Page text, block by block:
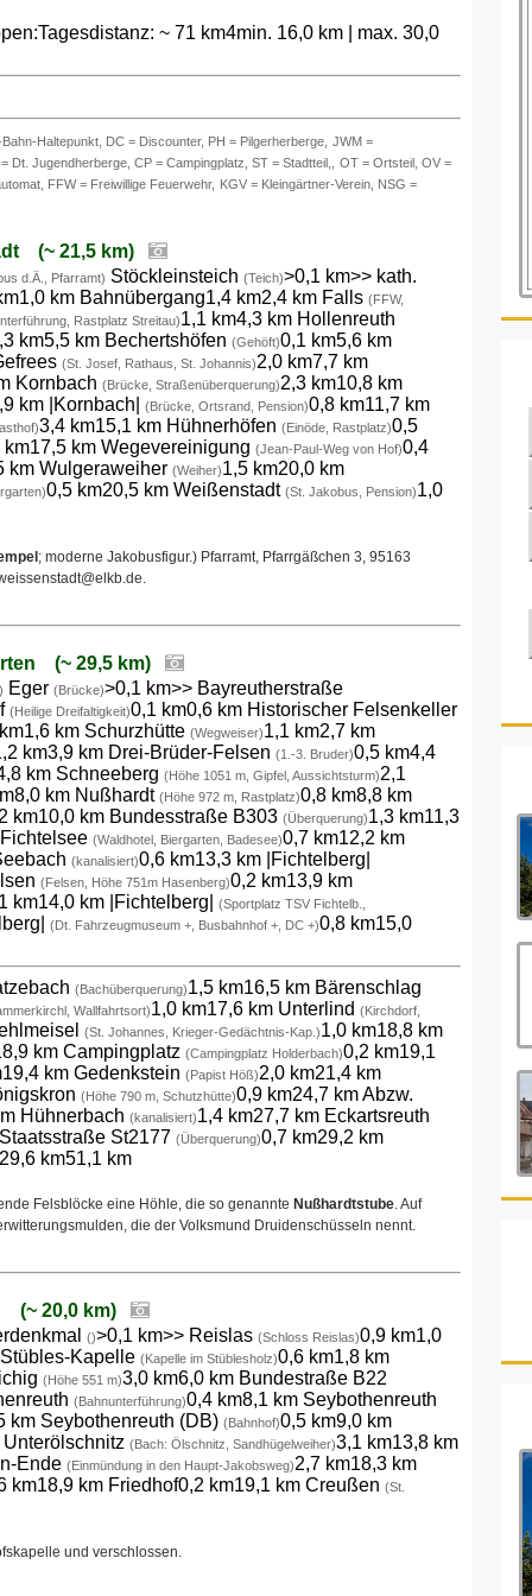
~ 71 km4min. 16,0 km | max. 30,0
Haltepunkt, DC = Discounter, PH = Pilgerherberge, JWM =
Jugendherberge, CP = Campingplatz, ST = Stadtteil,,
OT = Ortsteil, OV =
FFW = Freiwillige Feuerwehr,
KGV = Kleingärtner-Verein, NSG =
(~ 21,5 km)
d.Ä., Pfarramt) Stöckleinsteich (Teich)>0,1 km>> kath.
km Bahnübergang1,4 km2,4 km Falls (FFW,
Rastplatz Streitau)1,1 km4,3 km Hollenreuth
km5,5 km Bechertshöfen (Gehöft)0,1 km5,6 km
(St. Josef, Rathaus, St. Johannis)2,0 km7,7 km
Kornbach (Brücke, Straßenüberquerung)2,3 km10,8 km
km |Kornbach|
(Brücke, Ortsrand, Pension)0,8 km11,7 km
3,4 km15,1 km Hühnerhöfen (Einöde, Rastplatz)0,5
km17,5 km Wegevereinigung (Jean-Paul-Weg von Hof)0,4
km Wulgeraweiher (Weiher)1,5 km20,0 km
0,5 km20,5 km Weißenstadt (St. Jakobus, Pension)1,0
; moderne Jakobusfigur.) Pfarramt, Pfarrgäßchen 3, 95163
(~ 29,5 km)
Eger (Brücke)>0,1 km>> Bayreutherstraße
(Heilige Dreifaltigkeit)0,1 km0,6 km Historischer Felsenkeller
km Schurzhütte (Wegweiser)1,1 km2,7 km
km3,9 km Drei-Brüder-Felsen (1.-3. Bruder)0,5 km4,4
km Schneeberg (Höhe 1051 m, Gipfel, Aussichtsturm)2,1
km Nußhardt (Höhe 972 m, Rastplatz)0,8 km8,8 km
km10,0 km Bundesstraße B303 (Überquerung)1,3 km11,3
(Waldhotel, Biergarten, Badesee)0,7 km12,2 km
(kanalisiert)0,6 km13,3 km |Fichtelberg|
(Felsen, Höhe 751m Hasenberg)0,2 km13,9 km
km14,0 km |Fichtelberg|
(Sportplatz TSV Fichtelb.,
(Dt. Fahrzeugmuseum +, Busbahnhof +, DC +)0,8 km15,0
(Bachüberquerung)1,5 km16,5 km Bärenschlag
Wallfahrtsort)1,0 km17,6 km Unterlind (Kirchdorf,
(St. Johannes, Krieger-Gedächtnis-Kap.)1,0 km18,8 km
km Campingplatz (Campingplatz Holderbach)0,2 km19,1
km Gedenkstein (Papist Höß)2,0 km21,4 km
(Höhe 790 m, Schutzhütte)0,9 km24,7 km Abzw.
Hühnerbach (kanalisiert)1,4 km27,7 km Eckartsreuth
St2177 (Überquerung)0,7 km29,2 km
km51,1 km
Felsblöcke eine Höhle, die so genannte Nußhardtstube. Auf
die der Volksmund Druidenschüsseln nennt.
(~ 20,0 km)
()>0,1 km>> Reislas (Schloss Reislas)0,9 km1,0
Kapelle (Kapelle im Stüblesholz)0,6 km1,8 km
(Höhe 551 m)3,0 km6,0 km Bundestraße B22
(Bahnunterführung)0,4 km8,1 km Seybothenreuth
km Seybothenreuth (DB) (Bahnhof)0,5 km9,0 km
(Bach: Ölschnitz, Sandhügelweiher)3,1 km13,8 km
Ende (Einmündung in den Haupt-Jakobsweg)2,7 km18,3 km
km18,9 km Friedhof0,2 km19,1 km Creußen (St.
und verschlossen.